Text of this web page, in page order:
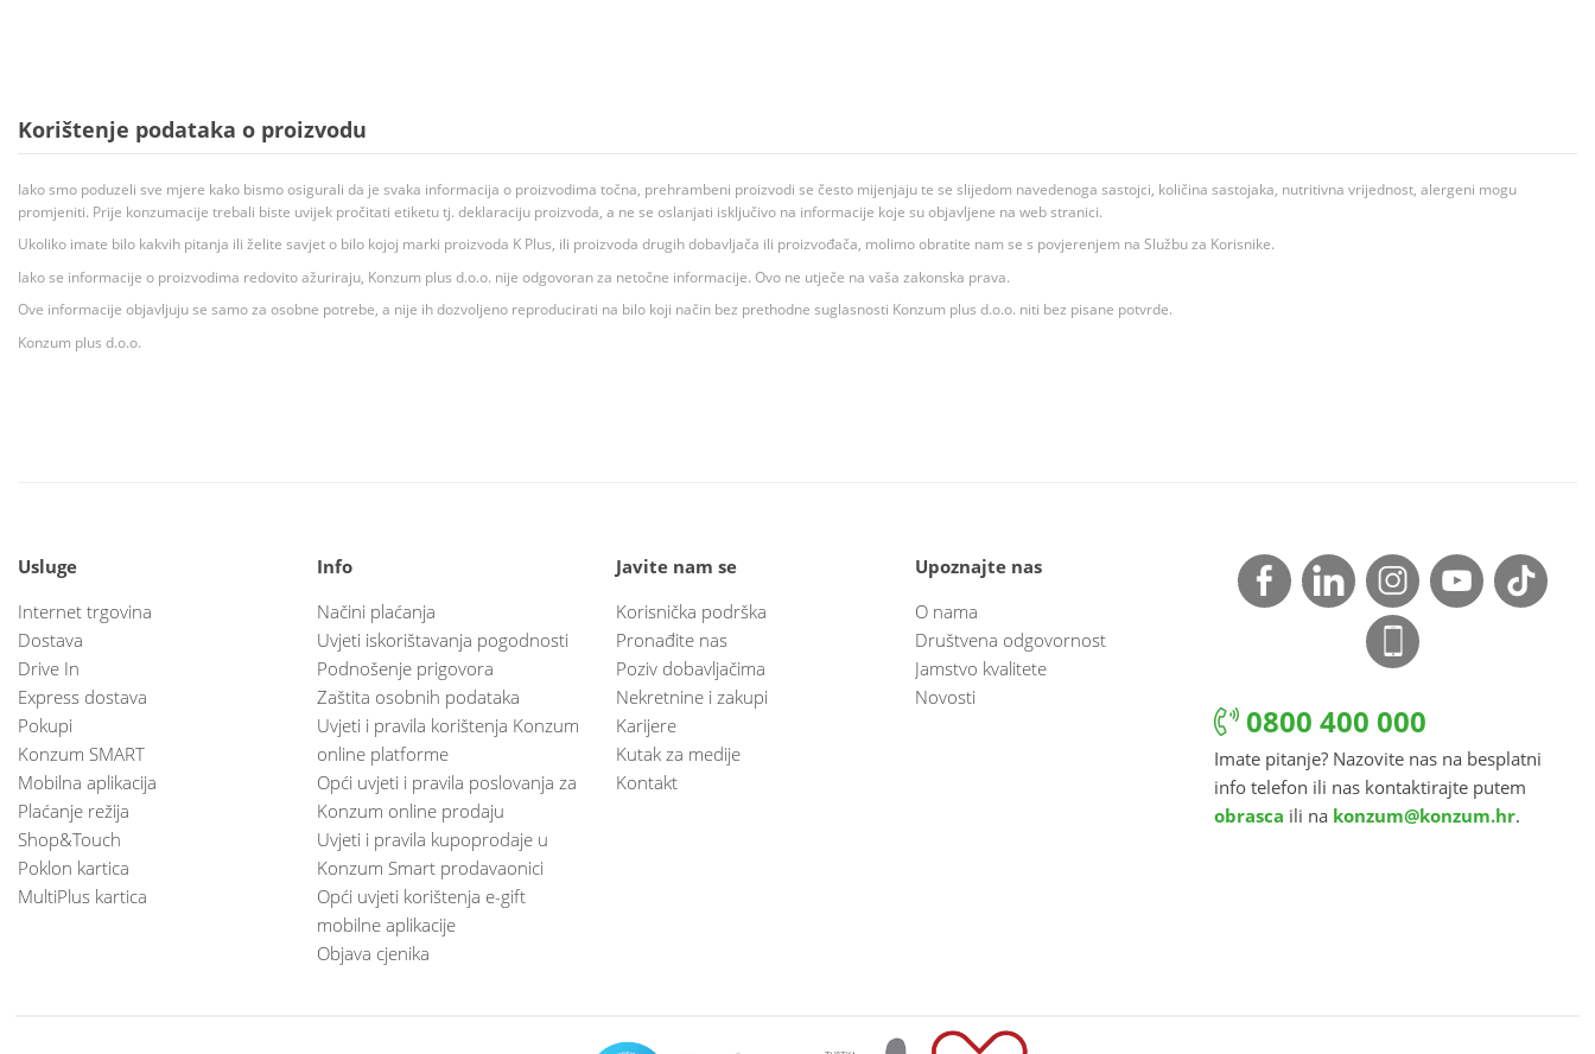
Korištenje podataka o proizvodu
Iako smo poduzeli sve mjere kako bismo osigurali da je svaka informacija o proizvodima točna, prehrambeni proizvodi se često mijenjaju te se slijedom navedenoga sastojci, količina sastojaka, nutritivna vrijednost, alergeni mogu
promjeniti. Prije konzumacije trebali biste uvijek pročitati etiketu tj. deklaraciju proizvoda, a ne se oslanjati isključivo na informacije koje su objavljene na web stranici.
Ukoliko imate bilo kakvih pitanja ili želite savjet o bilo kojoj marki proizvoda K Plus, ili proizvoda drugih dobavljača ili proizvođača, molimo obratite nam se s povjerenjem na Službu za Korisnike.
Iako se informacije o proizvodima redovito ažuriraju, Konzum plus d.o.o. nije odgovoran za netočne informacije. Ovo ne utječe na vaša zakonska prava.
Ove informacije objavljuju se samo za osobne potrebe, a nije ih dozvoljeno reproducirati na bilo koji način bez prethodne suglasnosti Konzum plus d.o.o. niti bez pisane potvrde.
Konzum plus d.o.o.
Usluge
Internet trgovina
Dostava
Drive In
Express dostava
Pokupi
Konzum SMART
Mobilna aplikacija
Plaćanje režija
Shop&Touch
Poklon kartica
MultiPlus kartica
Info
Načini plaćanja
Uvjeti iskorištavanja pogodnosti
Podnošenje prigovora
Zaštita osobnih podataka
Uvjeti i pravila korištenja Konzum
online platforme
Opći uvjeti i pravila poslovanja za
Konzum online prodaju
Uvjeti i pravila kupoprodaje u
Konzum Smart prodavaonici
Opći uvjeti korištenja e-gift
mobilne aplikacije
Objava cjenika
Javite nam se
Korisnička podrška
Pronađite nas
Poziv dobavljačima
Nekretnine i zakupi
Karijere
Kutak za medije
Kontakt
Upoznajte nas
O nama
Društvena odgovornost
Jamstvo kvalitete
Novosti
0800 400 000
Imate pitanje? Nazovite nas na besplatni
info telefon ili nas kontaktirajte putem
obrasca ili na konzum@konzum.hr.